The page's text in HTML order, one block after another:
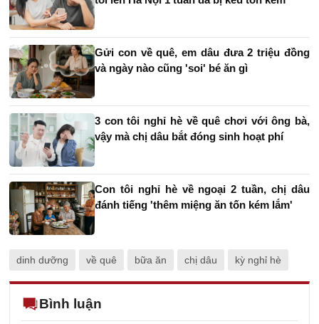
Gửi con về quê, em dâu đưa 2 triệu đồng
và ngày nào cũng 'soi' bé ăn gì
3 con tôi nghỉ hè về quê chơi với ông bà,
vậy mà chị dâu bắt đóng sinh hoạt phí
Con tôi nghỉ hè về ngoại 2 tuần, chị dâu
đánh tiếng 'thêm miệng ăn tốn kém lắm'
dinh dưỡng về quê bữa ăn chị dâu kỳ nghỉ hè
Bình luận